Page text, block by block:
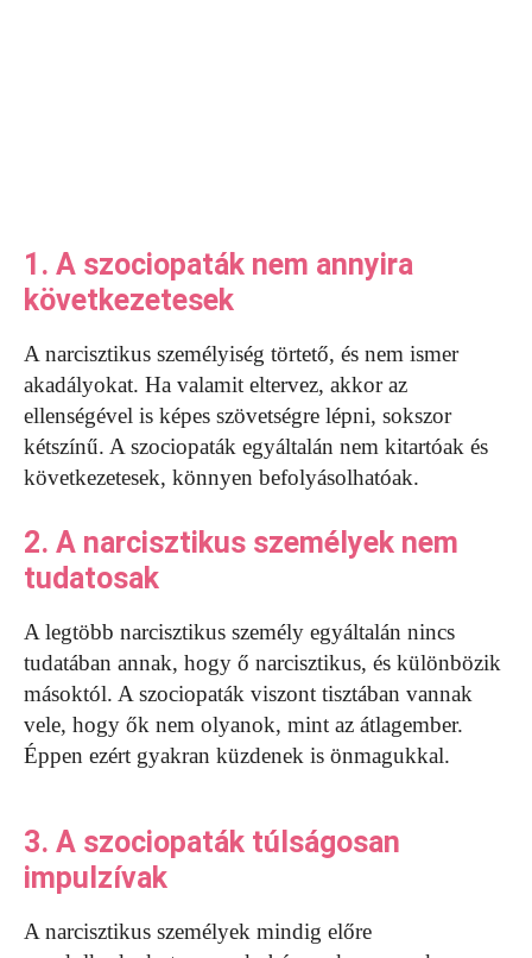
1. A szociopaták nem annyira
következetesek
A narcisztikus személyiség törtető, és nem ismer
akadályokat. Ha valamit eltervez, akkor az
ellenségével is képes szövetségre lépni, sokszor
kétszínű. A szociopaták egyáltalán nem kitartóak és
következetesek, könnyen befolyásolhatóak.
2. A narcisztikus személyek nem
tudatosak
A legtöbb narcisztikus személy egyáltalán nincs
tudatában annak, hogy ő narcisztikus, és különbözik
másoktól. A szociopaták viszont tisztában vannak
vele, hogy ők nem olyanok, mint az átlagember.
Éppen ezért gyakran küzdenek is önmagukkal.
3. A szociopaták túlságosan
impulzívak
A narcisztikus személyek mindig előre